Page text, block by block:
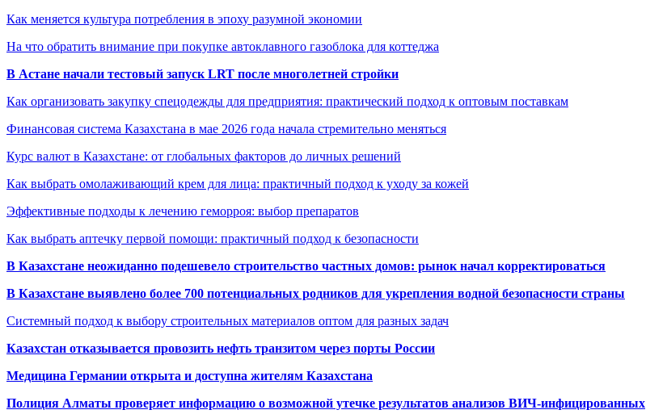
Как меняется культура потребления в эпоху разумной экономии
На что обратить внимание при покупке автоклавного газоблока для коттеджа
В Астане начали тестовый запуск LRT после многолетней стройки
Как организовать закупку спецодежды для предприятия: практический подход к оптовым поставкам
Финансовая система Казахстана в мае 2026 года начала стремительно меняться
Курс валют в Казахстане: от глобальных факторов до личных решений
Как выбрать омолаживающий крем для лица: практичный подход к уходу за кожей
Эффективные подходы к лечению геморроя: выбор препаратов
Как выбрать аптечку первой помощи: практичный подход к безопасности
В Казахстане неожиданно подешевело строительство частных домов: рынок начал корректироваться
В Казахстане выявлено более 700 потенциальных родников для укрепления водной безопасности страны
Системный подход к выбору строительных материалов оптом для разных задач
Казахстан отказывается провозить нефть транзитом через порты России
Медицина Германии открыта и доступна жителям Казахстана
Полиция Алматы проверяет информацию о возможной утечке результатов анализов ВИЧ-инфицированных